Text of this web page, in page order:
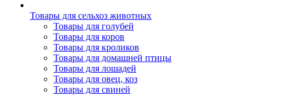
Товары для сельхоз животных
Товары для голубей
Товары для коров
Товары для кроликов
Товары для домашней птицы
Товары для лошадей
Товары для овец, коз
Товары для свиней